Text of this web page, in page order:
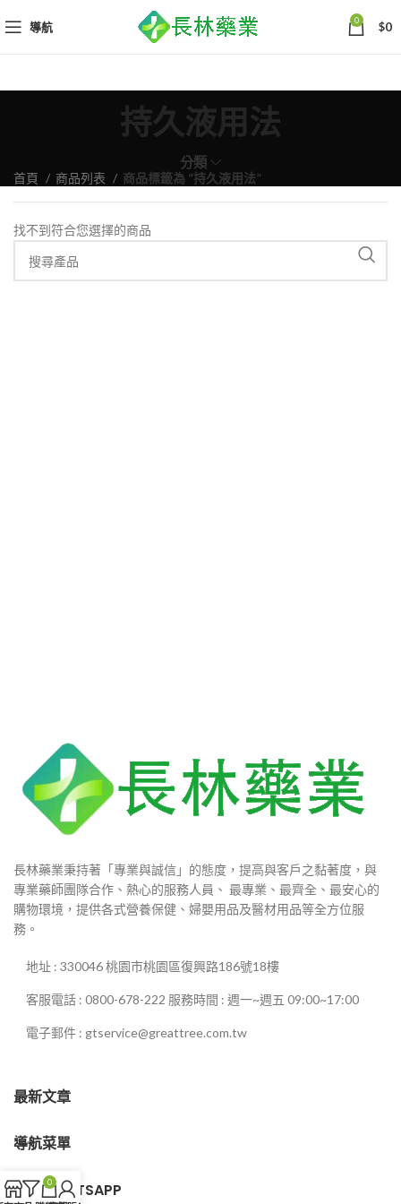
導航 0 $0
持久液用法
分類
首頁 商品列表 商品標籤為 “持久液用法”
找不到符合您選擇的商品
長林藥業秉持著「專業與誠信」的態度，提高與客戶之黏著度，與
專業藥師團隊合作、熱心的服務人員、 最專業、最齊全、最安心的
購物環境，提供各式營養保健、婦嬰用品及醫材用品等全方位服
務。
地址 : 330046 桃園市桃園區復興路186號18樓
客服電話 : 0800-678-222 服務時間 : 週一~週五 09:00~17:00
電子郵件 : gtservice@greattree.com.tw
最新文章
導航菜單
客服WHATSAPP
0